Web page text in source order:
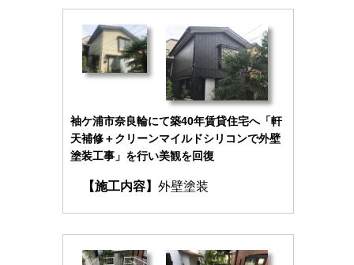
袖ケ浦市奈良輪にて築40年賃貸住宅へ「軒
天補修＋クリーンマイルドシリコンで外壁
塗装工事」を行い美観を回復
【施工内容】 外壁塗装